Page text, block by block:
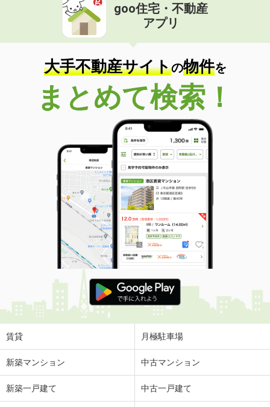
goo住宅・不動産
アプリ
大手不動産サイトの物件を
まとめて検索！
賃貸 月極駐車場
新築マンション 中古マンション
新築一戸建て 中古一戸建て